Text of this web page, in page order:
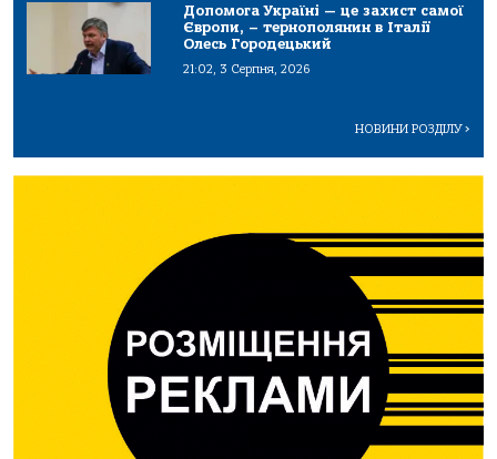
Допомога Україні — це захист самої
Європи, – тернополянин в Італії
Олесь Городецький
21:02, 3 Серпня, 2026
НОВИНИ РОЗДІЛУ>